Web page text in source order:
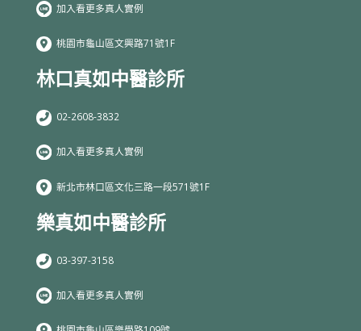
加入看更多真人實例
桃園市龜山區文興路71號1F
林口真如中醫診所
02-2608-3832
加入看更多真人實例
新北市林口區文化三路一段571號1F
樂真如中醫診所
03-397-3158
加入看更多真人實例